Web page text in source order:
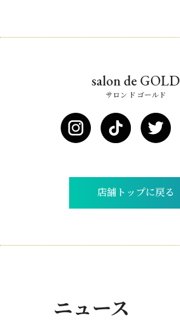
salon de GOLD
サロン ド ゴールド
店舗トップに戻る
ニュース